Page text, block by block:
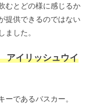
むとどの様に感じるか
提供できるのではない
した。
イリッシュウイ
であるバスカー。